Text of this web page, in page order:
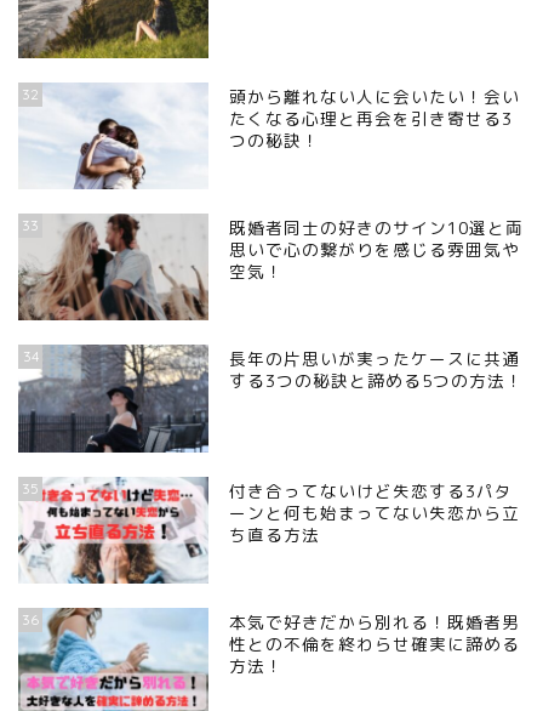
32
頭から離れない人に会いたい！会い
たくなる心理と再会を引き寄せる3
つの秘訣！
33
既婚者同士の好きのサイン10選と両
思いで心の繋がりを感じる雰囲気や
空気！
34
長年の片思いが実ったケースに共通
する3つの秘訣と諦める5つの方法！
35
付き合ってないけど失恋する3パタ
ーンと何も始まってない失恋から立
ち直る方法
36
本気で好きだから別れる！既婚者男
性との不倫を終わらせ確実に諦める
方法！